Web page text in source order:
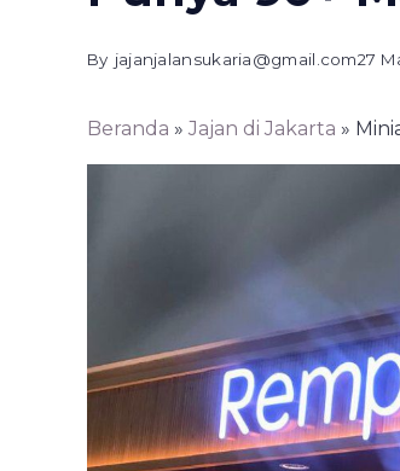
By jajanjalansukaria@gmail.com27
Beranda » Jajan di Jakarta »